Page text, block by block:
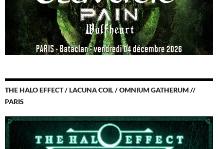
THE HALO EFFECT / LACUNA COIL / OMNIUM GATHERUM //
PARIS